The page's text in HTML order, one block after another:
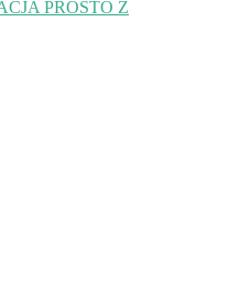
PROSTO Z